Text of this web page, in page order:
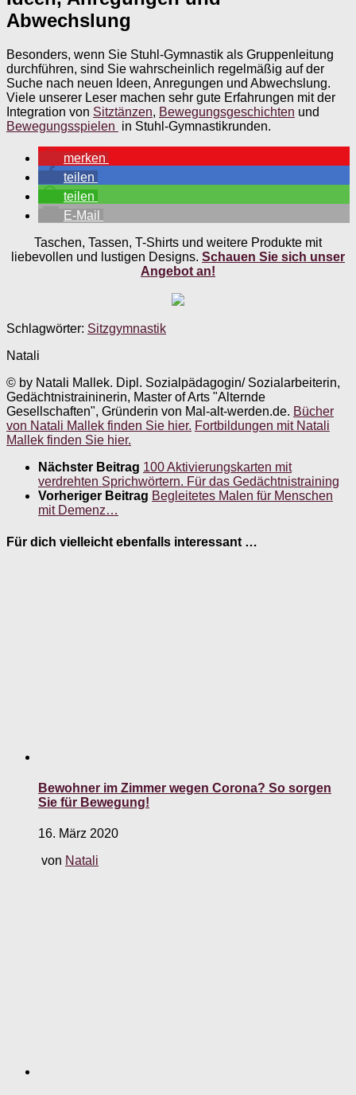
Abwechslung
Besonders, wenn Sie Stuhl-Gymnastik als Gruppenleitung
durchführen, sind Sie wahrscheinlich regelmäßig auf der
Suche nach neuen Ideen, Anregungen und Abwechslung.
Viele unserer Leser machen sehr gute Erfahrungen mit der
Integration von Sitztänzen, Bewegungsgeschichten und
Bewegungsspielen in Stuhl-Gymnastikrunden.
merken
teilen
teilen
E-Mail
Taschen, Tassen, T-Shirts und weitere Produkte mit
liebevollen und lustigen Designs. Schauen Sie sich unser
Angebot an!
Schlagwörter: Sitzgymnastik
Natali
© by Natali Mallek. Dipl. Sozialpädagogin/ Sozialarbeiterin,
Gedächtnistraininerin, Master of Arts "Alternde
Gesellschaften", Gründerin von Mal-alt-werden.de. Bücher
von Natali Mallek finden Sie hier. Fortbildungen mit Natali
Mallek finden Sie hier.
Nächster Beitrag 100 Aktivierungskarten mit
verdrehten Sprichwörtern. Für das Gedächtnistraining
Vorheriger Beitrag Begleitetes Malen für Menschen
mit Demenz…
Für dich vielleicht ebenfalls interessant …
Bewohner im Zimmer wegen Corona? So sorgen
Sie für Bewegung!
16. März 2020
von Natali